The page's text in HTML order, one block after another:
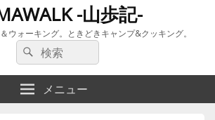
-山歩記-
ウォーキング。ときどきキャンプ&クッキング。
検
索:
検
索
メニュー